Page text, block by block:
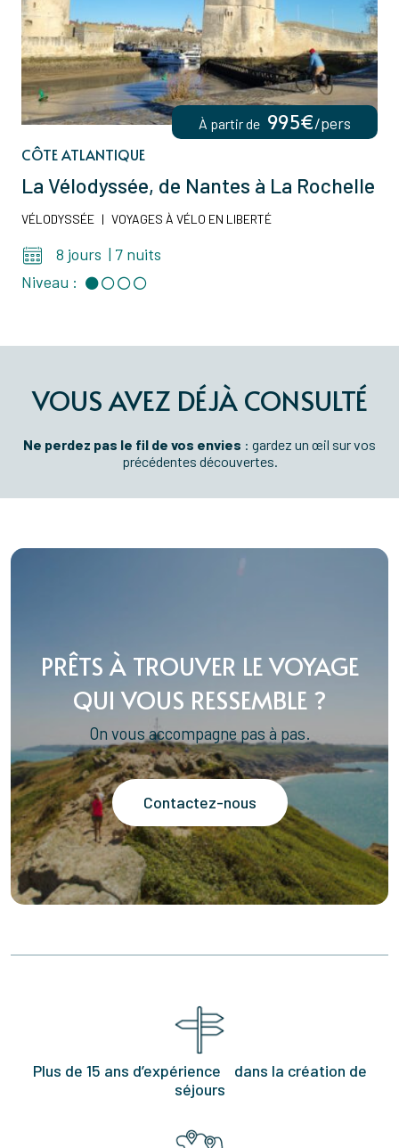
CÔTE ATLANTIQUE
La Vélodyssée, de Nantes à La Rochelle
VÉLODYSSÉE | VOYAGES À VÉLO EN LIBERTÉ
8 jours | 7 nuits
Niveau :
À partir de 995€/pers
VOUS AVEZ DÉJÀ CONSULTÉ
Ne perdez pas le fil de vos envies : gardez un œil sur vos
précédentes découvertes.
PRÊTS À TROUVER LE VOYAGE
QUI VOUS RESSEMBLE ?
On vous accompagne pas à pas.
Contactez-nous
Plus de 15 ans d’expérience dans la création de
séjours